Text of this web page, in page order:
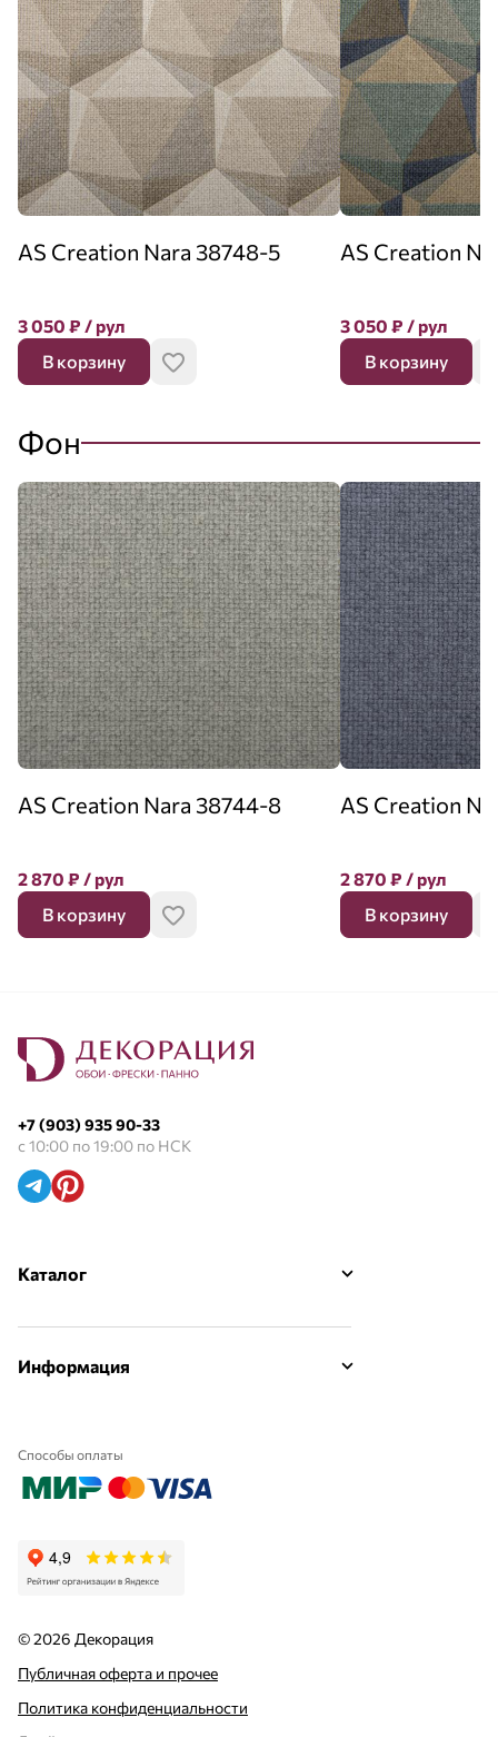
AS Creation Nara 38748-5
3 050 ₽ / рул
В корзину
AS Creation
3 050 ₽ / рул
В корзину
Фон
AS Creation Nara 38744-8
2 870 ₽ / рул
В корзину
AS Creation
2 870 ₽ / рул
В корзину
+7 (903) 935 90-33
с 10:00 по 19:00 по НСК
Каталог
Информация
Способы оплаты
© 2026 Декорация
Публичная оферта и прочее
Политика конфиденциальности